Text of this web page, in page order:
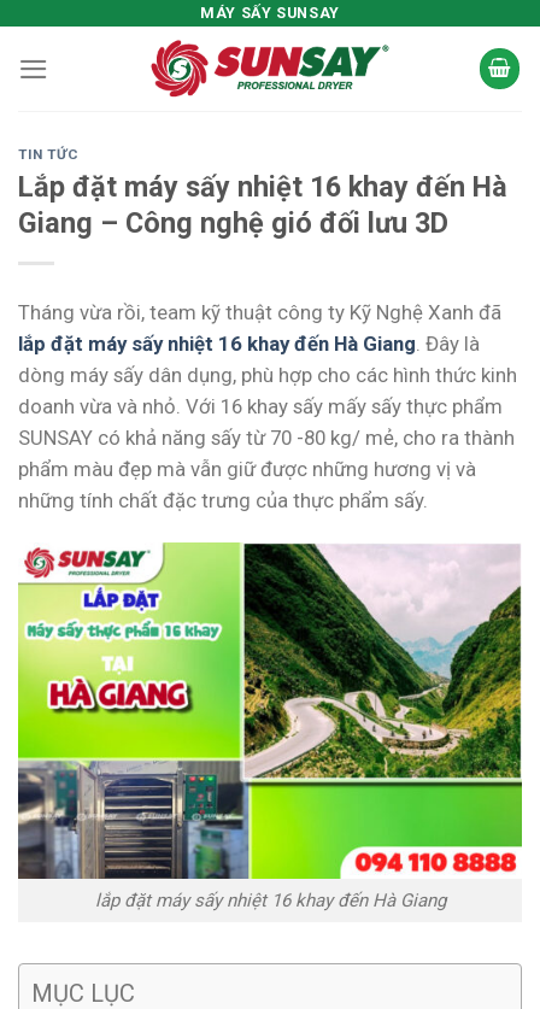
content
MÁY SẤY SUNSAY
TIN TỨC
Lắp đặt máy sấy nhiệt 16 khay đến Hà
Giang – Công nghệ gió đối lưu 3D
Tháng vừa rồi, team kỹ thuật công ty Kỹ Nghệ Xanh đã
lắp đặt máy sấy nhiệt 16 khay đến Hà Giang. Đây là
dòng máy sấy dân dụng, phù hợp cho các hình thức kinh
doanh vừa và nhỏ. Với 16 khay sấy mấy sấy thực phẩm
SUNSAY có khả năng sấy từ 70 -80 kg/ mẻ, cho ra thành
phẩm màu đẹp mà vẫn giữ được những hương vị và
những tính chất đặc trưng của thực phẩm sấy.
lắp đặt máy sấy nhiệt 16 khay đến Hà Giang
MỤC LỤC